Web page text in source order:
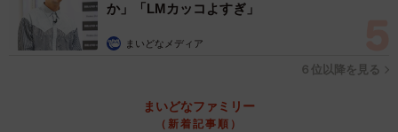
か」「LMカッコよすぎ」
まいどなメディア
６位以降を見る
まいどなファミリー
（新着記事順）